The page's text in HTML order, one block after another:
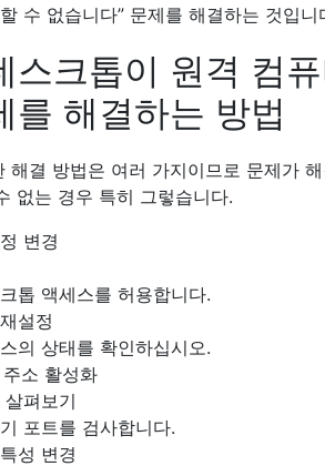
수 없습니다” 문제를 해결하는 것입니
스크톱이 원격 컴
를 해결하는 방법
해결 방법은 여러 가지이므로 문제가
없는 경우 특히 그렇습니다.
변경
톱 액세스를 허용합니다.
설정
의 상태를 확인하십시오.
소 활성화
펴보기
포트를 검사합니다.
성 변경